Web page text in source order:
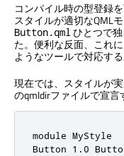
コンパイル時の型登録を
スタイルが適切なQML
Button.qmlひとつで
た。便利な反面、これに
ようなツールで対応す
現在では、スタイルが
のqmldirファイルで宣言
module MyStyle
Button 1.0